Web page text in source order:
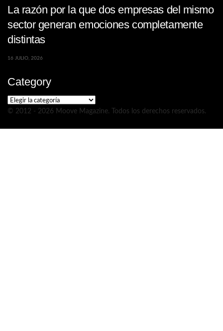
La razón por la que dos empresas del mismo
sector generan emociones completamente
distintas
16 JULIO, 2026
Category
Category
© 2012 - 2026 Moove Magazine. Todos los derechos reservados.